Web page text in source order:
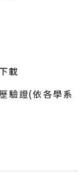
載
驗證(依各學系